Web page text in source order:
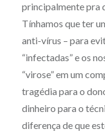
principalmente pra
Tínhamos que ter
anti-vírus – para
“infectadas” e os
“virose” em um
tragédia para o
dinheiro para o
diferença de que